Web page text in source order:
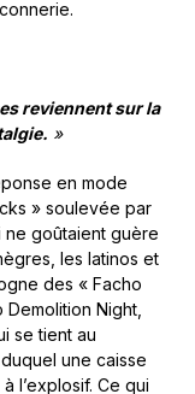
reviennent sur la
»
en mode
» soulevée par
ne goûtaient guère
les latinos et
des « Facho
Night,
se tient au
une caisse
l’explosif. Ce qui